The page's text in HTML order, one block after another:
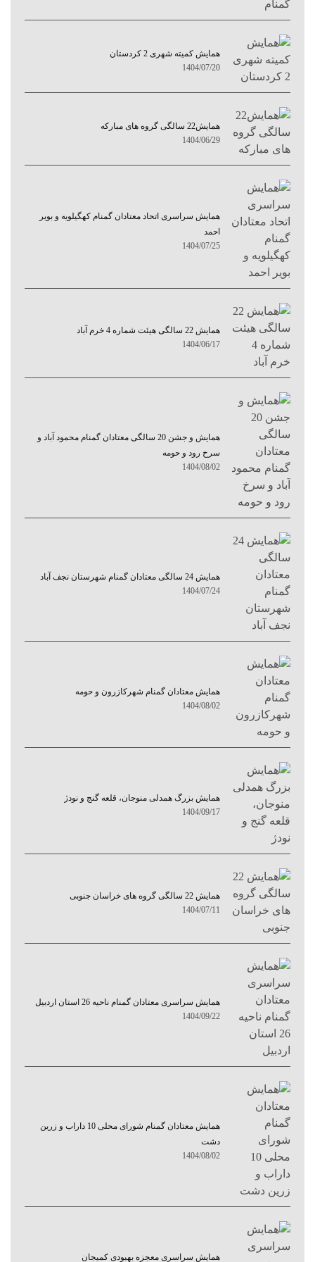
همایش کمیته شهری 2 کردستان
1404/07/20
همایش22 سالگی گروه های مبارکه
1404/06/29
همایش سراسری اتحاد معتادان گمنام کهگیلویه و بویر
احمد
1404/07/25
همایش 22 سالگی هیئت شماره 4 خرم آباد
1404/06/17
همایش و جشن 20 سالگی معتادان گمنام محمود آباد و
سرخ رود و حومه
1404/08/02
همایش 24 سالگی معتادان گمنام شهرستان نجف آباد
1404/07/24
همایش معتادان گمنام شهرکازرون و حومه
1404/08/02
همایش بزرگ همدلی منوجان، قلعه گنج و نودژ
1404/09/17
همایش 22 سالگی گروه های خراسان جنوبی
1404/07/11
همایش سراسری معتادان گمنام ناحیه 26 استان اردبیل
1404/09/22
همایش معتادان گمنام شورای محلی 10 داراب و زرین
دشت
1404/08/02
همایش سراسری معجزه بهبودی کمیجان